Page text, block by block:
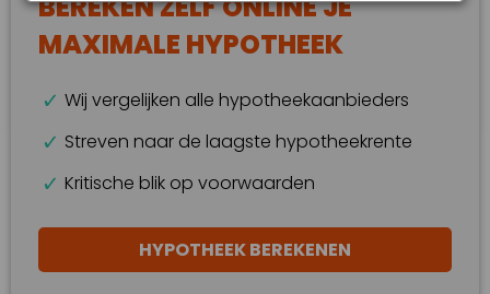
MAXIMALE HYPOTHEEK
Wij vergelijken alle hypotheekaanbieders
Streven naar de laagste hypotheekrente
Kritische blik op voorwaarden
HYPOTHEEK BEREKENEN